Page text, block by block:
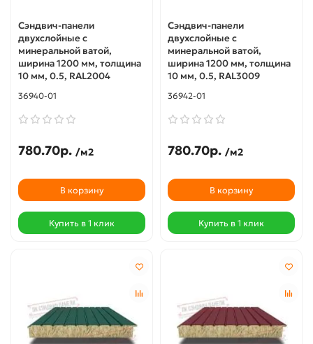
Сэндвич-панели
двухслойные с
минеральной ватой,
ширина 1200 мм, толщина
10 мм, 0.5, RAL2004
36940-01
780.70р. /м2
В корзину
Купить в 1 клик
Сэндвич-панели
двухслойные с
минеральной ватой,
ширина 1200 мм, толщина
10 мм, 0.5, RAL3009
36942-01
780.70р. /м2
В корзину
Купить в 1 клик